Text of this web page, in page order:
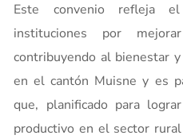
Este convenio refleja
instituciones por
contribuyendo al bienestar
en el cantón Muisne y es
que, planificado para
productivo en el sector